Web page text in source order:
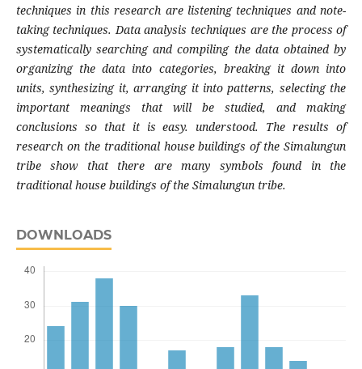
techniques in this research are listening techniques and note-
taking techniques. Data analysis techniques are the process of
systematically searching and compiling the data obtained by
organizing the data into categories, breaking it down into
units, synthesizing it, arranging it into patterns, selecting the
important meanings that will be studied, and making
conclusions so that it is easy. understood. The results of
research on the traditional house buildings of the Simalungun
tribe show that there are many symbols found in the
traditional house buildings of the Simalungun tribe.
DOWNLOADS